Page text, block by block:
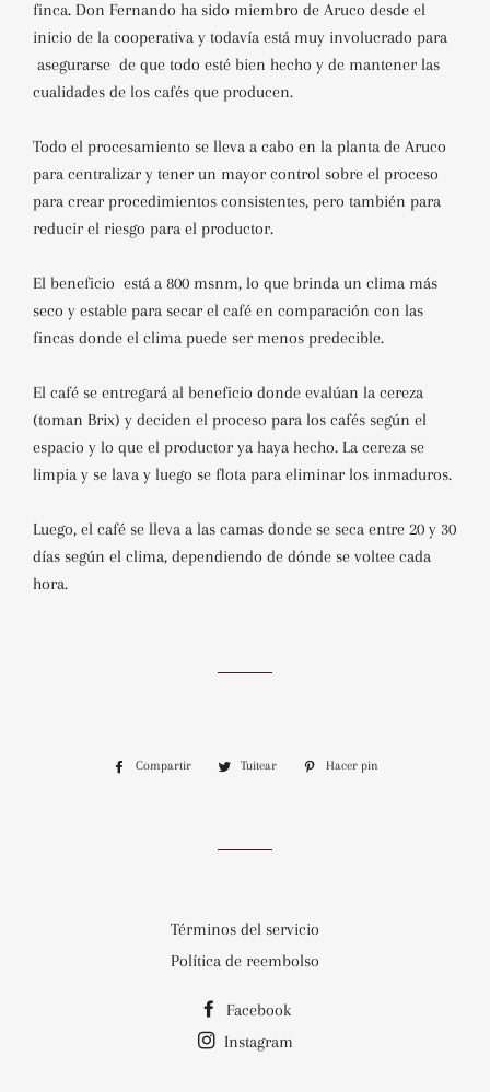
finca. Don Fernando ha sido miembro de Aruco desde el
inicio de la cooperativa y todavía está muy involucrado para
asegurarse de que todo esté bien hecho y de mantener las
cualidades de los cafés que producen.
Todo el procesamiento se lleva a cabo en la planta de Aruco
para centralizar y tener un mayor control sobre el proceso
para crear procedimientos consistentes, pero también para
reducir el riesgo para el productor.
El beneficio está a 800 msnm, lo que brinda un clima más
seco y estable para secar el café en comparación con las
fincas donde el clima puede ser menos predecible.
El café se entregará al beneficio donde evalúan la cereza
(toman Brix) y deciden el proceso para los cafés según el
espacio y lo que el productor ya haya hecho. La cereza se
limpia y se lava y luego se flota para eliminar los inmaduros.
Luego, el café se lleva a las camas donde se seca entre 20 y 30
días según el clima, dependiendo de dónde se voltee cada
hora.
Compartir
CompartirTuitear
Tuitear
Hacer pin
Términos del servicio
Política de reembolso
Facebook
Instagram